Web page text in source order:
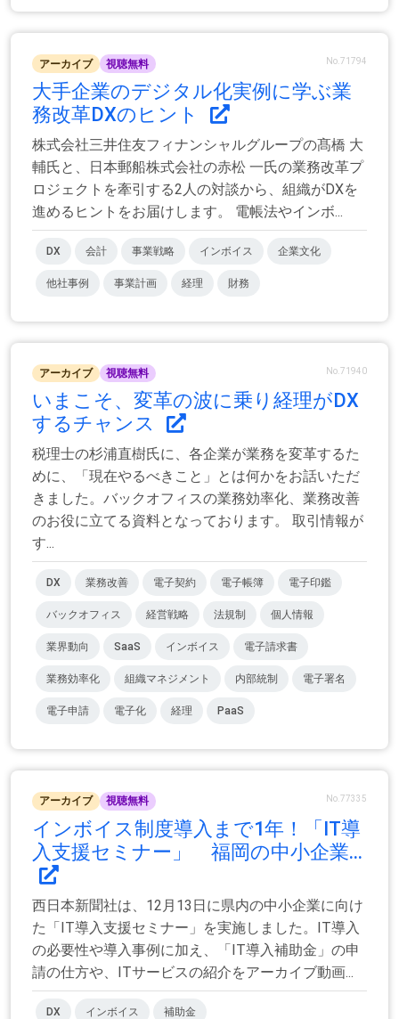
アーカイブ 視聴無料 No.71794
大手企業のデジタル化実例に学ぶ業
務改革DXのヒント
株式会社三井住友フィナンシャルグループの髙橋 大
輔氏と、日本郵船株式会社の赤松 一氏の業務改革プ
ロジェクトを牽引する2人の対談から、組織がDXを
進めるヒントをお届けします。 電帳法やインボ...
DX 会計 事業戦略 インボイス 企業文化
他社事例 事業計画 経理 財務
アーカイブ 視聴無料 No.71940
いまこそ、変革の波に乗り経理がDX
するチャンス
税理士の杉浦直樹氏に、各企業が業務を変革するた
めに、「現在やるべきこと」とは何かをお話いただ
きました。バックオフィスの業務効率化、業務改善
のお役に立てる資料となっております。 取引情報が
す...
DX 業務改善 電子契約 電子帳簿 電子印鑑
バックオフィス 経営戦略 法規制 個人情報
業界動向 SaaS インボイス 電子請求書
業務効率化 組織マネジメント 内部統制 電子署名
電子申請 電子化 経理 PaaS
アーカイブ 視聴無料 No.77335
インボイス制度導入まで1年！「IT導
入支援セミナー」 福岡の中小企業...
西日本新聞社は、12月13日に県内の中小企業に向け
た「IT導入支援セミナー」を実施しました。IT導入
の必要性や導入事例に加え、「IT導入補助金」の申
請の仕方や、ITサービスの紹介をアーカイブ動画...
DX インボイス 補助金